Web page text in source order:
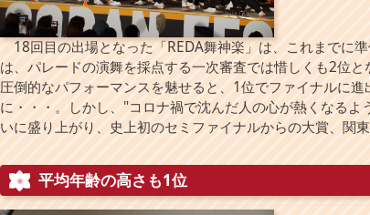
18回目の出場となった「REDA舞神楽」は、これまでに
は、パレードの演舞を採点する一次審査では惜しくも2位
圧倒的なパフォーマンスを魅せると、1位でファイナルに
に・・・。しかし、"コロナ禍で沈んだ人の心が熱くなる
いに盛り上がり、史上初のセミファイナルからの大賞、関
平均年齢の高さも1位